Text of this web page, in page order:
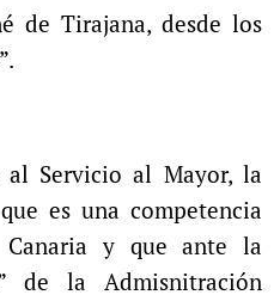
de Tirajana, desde los
Servicio al Mayor, la
es una competencia
y que ante la
de la Admisnitración